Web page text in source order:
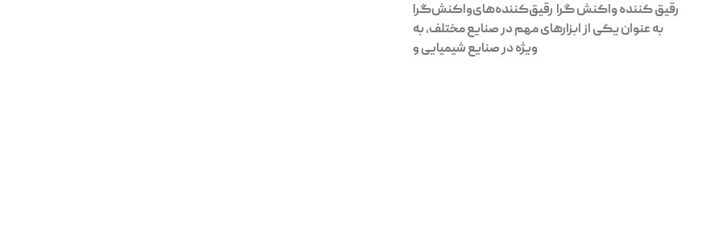
رقیق کننده واکنش گرا رقیق‌کننده‌های‌واکنش‌گرا
به عنوان یکی از ابزارهای مهم در صنایع مختلف، به
ویژه در صنایع شیمیایی و